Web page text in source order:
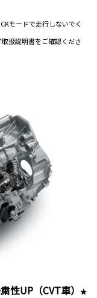
モードで走行しないでく
扱説明書をご確認くださ
性UP（CVT車） ★